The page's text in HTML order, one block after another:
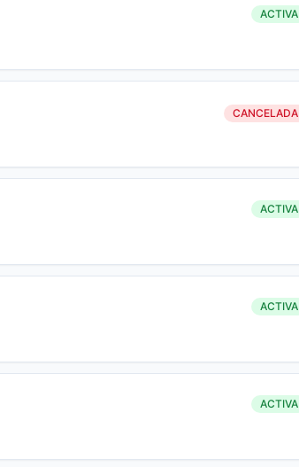
ACTIVA
CANCELADA
ACTIVA
ACTIVA
ACTIVA